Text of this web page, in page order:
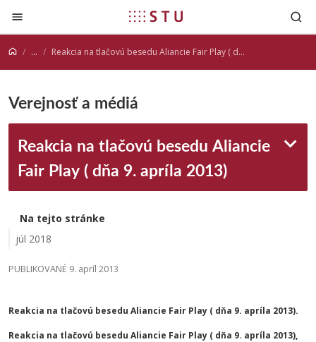
Prejsť na obsah
... Reakcia na tlačovú besedu Aliancie Fair Play ( dňa 9. apríla 2013)
Verejnosť a médiá
Reakcia na tlačovú besedu Aliancie
Fair Play ( dňa 9. apríla 2013)
Na tejto stránke
júl 2018
PUBLIKOVANÉ 9. apríl 2013
Reakcia na tlačovú besedu Aliancie Fair Play ( dňa 9. apríla 2013).
Reakcia na tlačovú besedu Aliancie Fair Play ( dňa 9. apríla 2013),